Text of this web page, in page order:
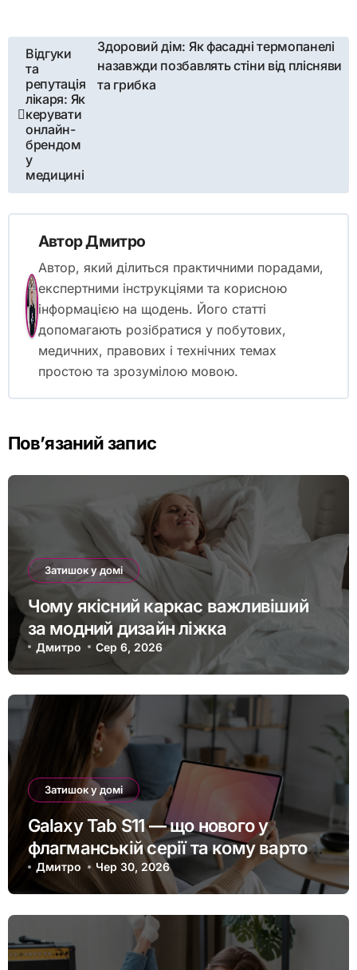
Навігація
записів
Відгуки
та
репутація
лікаря: Як
керувати
онлайн-
брендом
у
медицині
Здоровий дім: Як фасадні термопанелі
назавжди позбавлять стіни від плісняви
та грибка
АвторДмитро
Автор, який ділиться практичними порадами,
експертними інструкціями та корисною
інформацією на щодень. Його статті
допомагають розібратися у побутових,
медичних, правових і технічних темах
простою та зрозумілою мовою.
Пов’язаний запис
Затишок у домі
Чому якісний каркас важливіший
за модний дизайн ліжка
Дмитро Сер 6, 2026
Затишок у домі
Galaxy Tab S11 — що нового у
флагманській серії та кому варто
оновитись
Дмитро Чер 30, 2026